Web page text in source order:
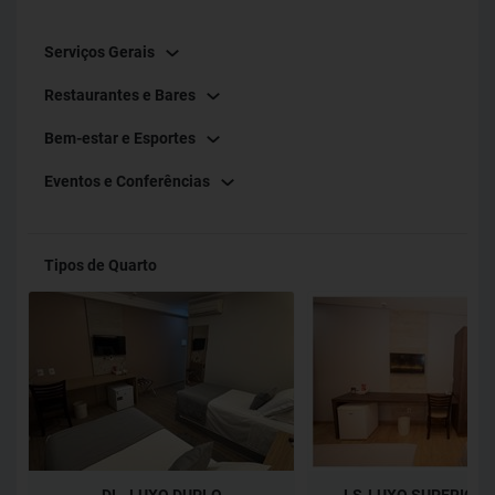
Serviços Gerais
Restaurantes e Bares
Bem-estar e Esportes
Eventos e Conferências
Tipos de Quarto